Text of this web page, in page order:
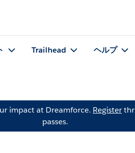
Trailhead ヘルプ
impact at Dreamforce. Register
passes.